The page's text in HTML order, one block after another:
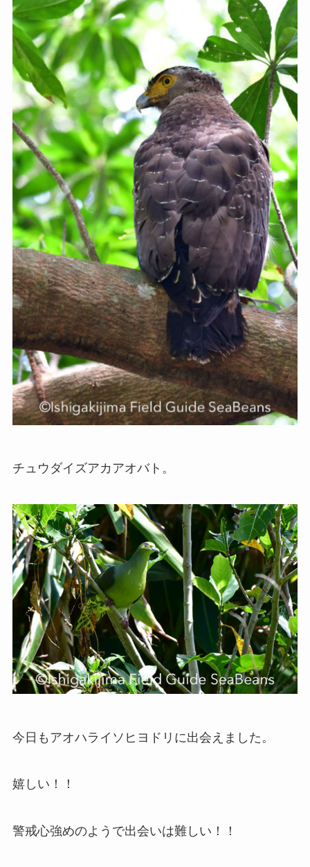
チュウダイズアカアオバト。
今日もアオハライソヒヨドリに出会えました。
嬉しい！！
警戒心強めのようで出会いは難しい！！